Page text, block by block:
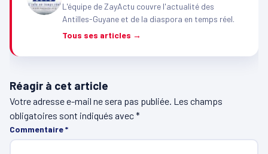
L'équipe de ZayActu couvre l'actualité des
Antilles-Guyane et de la diaspora en temps réel.
Tous ses articles →
Réagir à cet article
Votre adresse e-mail ne sera pas publiée. Les champs
obligatoires sont indiqués avec*
Commentaire*